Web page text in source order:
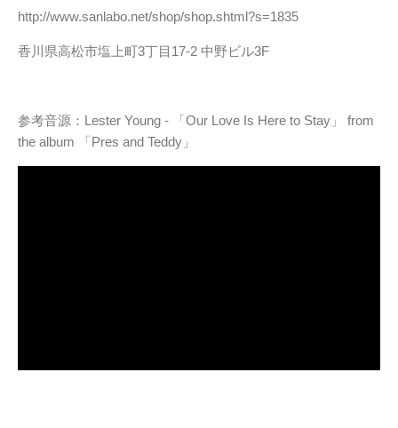
http://www.sanlabo.net/shop/shop.shtml?s=1835
香川県高松市塩上町3丁目17-2 中野ビル3F
参考音源：Lester Young - 「Our Love Is Here to Stay」 from
the album 「Pres and Teddy」